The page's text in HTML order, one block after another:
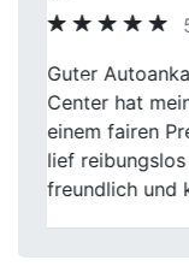
dass etwas
wird.
Previous